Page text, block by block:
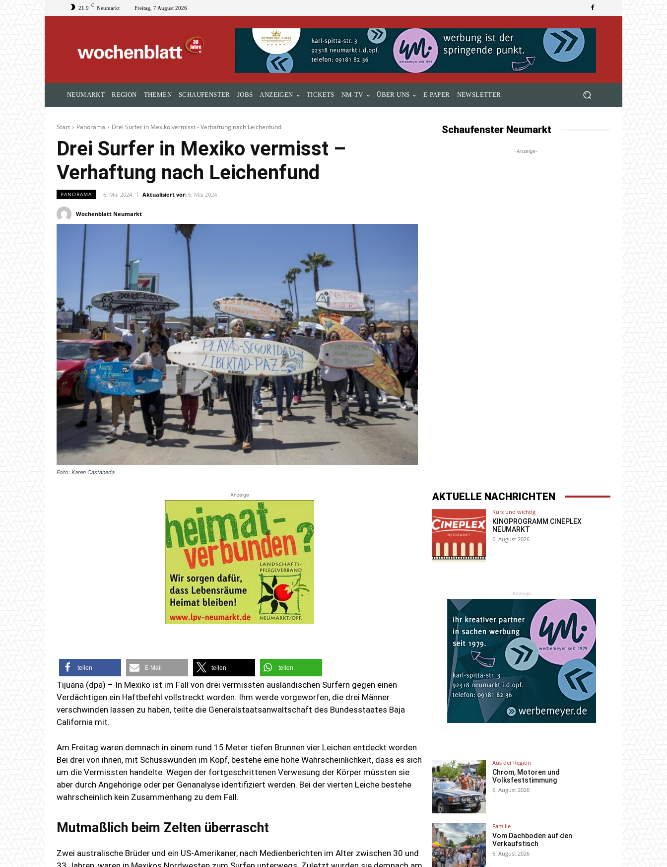
21.9 C Neumarkt Freitag, 7 August 2026
NEUMARKT REGION THEMEN SCHAUFENSTER JOBS ANZEIGEN TICKETS NM-TV ÜBER UNS E-PAPER NEWSLETTER
Start Panorama Drei Surfer in Mexiko vermisst - Verhaftung nach Leichenfund
Drei Surfer in Mexiko vermisst –
Verhaftung nach Leichenfund
PANORAMA 6. Mai 2024 Aktualisiert vor: 6. Mai 2024
Wochenblatt Neumarkt
Foto: Karen Castaneda
Schaufenster Neumarkt
-Anzeige-
Anzeige
teilen E-Mail teilen teilen
Tijuana (dpa) – In Mexiko ist im Fall von drei vermissten ausländischen Surfern gegen einen
Verdächtigen ein Haftbefehl vollstreckt worden. Ihm werde vorgeworfen, die drei Männer
verschwinden lassen zu haben, teilte die Generalstaatsanwaltschaft des Bundesstaates Baja
California mit.
Am Freitag waren demnach in einem rund 15 Meter tiefen Brunnen vier Leichen entdeckt worden.
Bei drei von ihnen, mit Schusswunden im Kopf, bestehe eine hohe Wahrscheinlichkeit, dass es sich
um die Vermissten handelte. Wegen der fortgeschrittenen Verwesung der Körper müssten sie
aber durch Angehörige oder per Genanalyse identifiziert werden. Bei der vierten Leiche bestehe
wahrscheinlich kein Zusammenhang zu dem Fall.
Mutmaßlich beim Zelten überrascht
Zwei australische Brüder und ein US-Amerikaner, nach Medienberichten im Alter zwischen 30 und
AKTUELLE NACHRICHTEN
Kurz und wichtig
KINOPROGRAMM CINEPLEX
NEUMARKT
6. August 2026
Anzeige
Aus der Region
Chrom, Motoren und
Volksfeststimmung
6. August 2026
Familie
Vom Dachboden auf den
Verkaufstisch
6. August 2026